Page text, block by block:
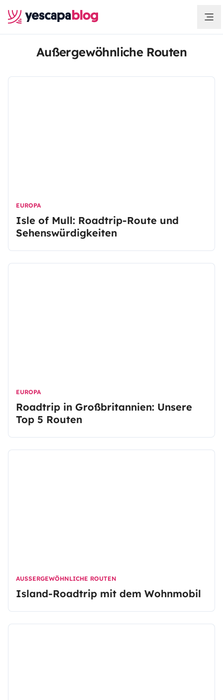
Außergewöhnliche Routen
EUROPA
Isle of Mull: Roadtrip-Route und
Sehenswürdigkeiten
EUROPA
Roadtrip in Großbritannien: Unsere
Top 5 Routen
AUSSERGEWÖHNLICHE ROUTEN
Island-Roadtrip mit dem Wohnmobil